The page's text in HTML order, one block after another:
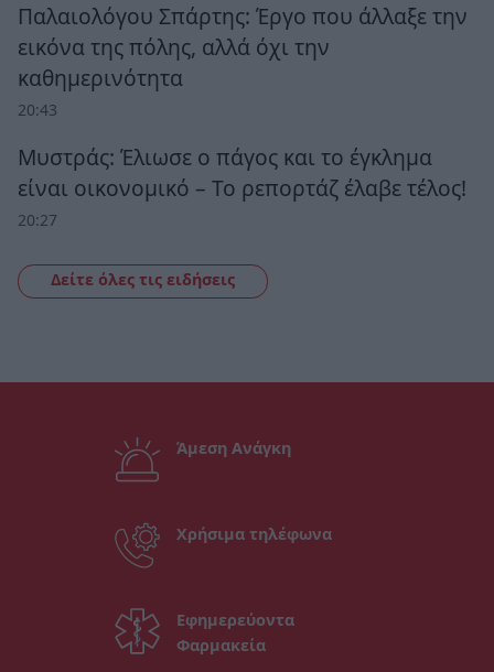
Παλαιολόγου Σπάρτης: Έργο που άλλαξε την
εικόνα της πόλης, αλλά όχι την
καθημερινότητα
20:43
Μυστράς: Έλιωσε ο πάγος και το έγκλημα
είναι οικονομικό – Το ρεπορτάζ έλαβε τέλος!
20:27
Δείτε όλες τις ειδήσεις
Άμεση Ανάγκη
Χρήσιμα τηλέφωνα
Εφημερεύοντα
Φαρμακεία